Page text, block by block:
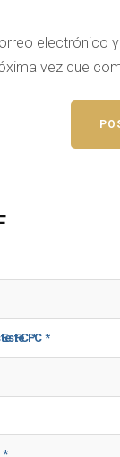
electrónico
vez que
FC *
*